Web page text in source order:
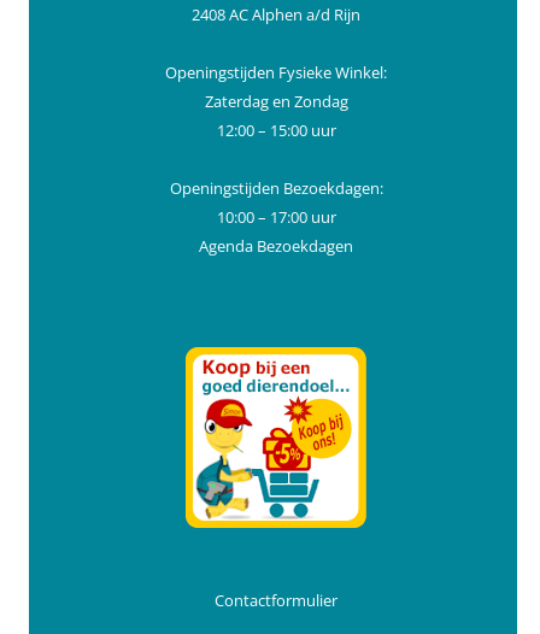
2408 AC Alphen a/d Rijn
Openingstijden Fysieke Winkel:
Zaterdag en Zondag
12:00 – 15:00 uur
Openingstijden Bezoekdagen:
10:00 – 17:00 uur
Agenda Bezoekdagen
Contactformulier